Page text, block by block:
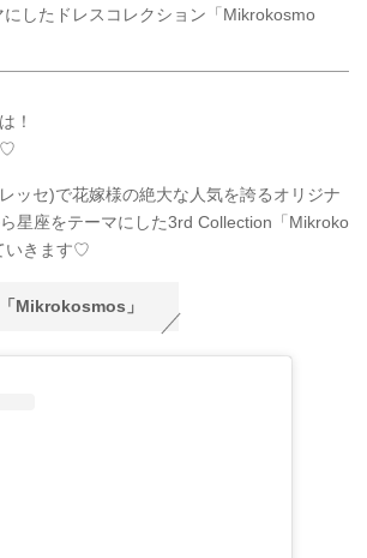
にしたドレスコレクション「Mikrokosmo
！
♡
ッセ)で花嫁様の絶大な人気を誇るオリジナ
星座をテーマにした3rd Collection「Mikroko
いきます♡
Mikrokosmos」